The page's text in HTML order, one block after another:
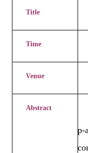
Title
Time
Venue
Abstract
p-